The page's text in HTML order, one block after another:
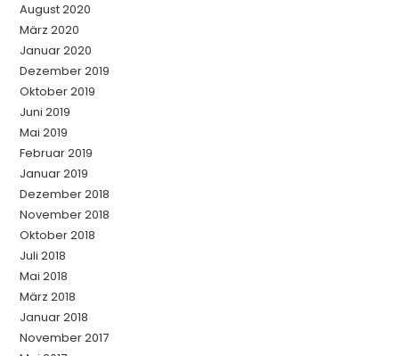
August 2020
März 2020
Januar 2020
Dezember 2019
Oktober 2019
Juni 2019
Mai 2019
Februar 2019
Januar 2019
Dezember 2018
November 2018
Oktober 2018
Juli 2018
Mai 2018
März 2018
Januar 2018
November 2017